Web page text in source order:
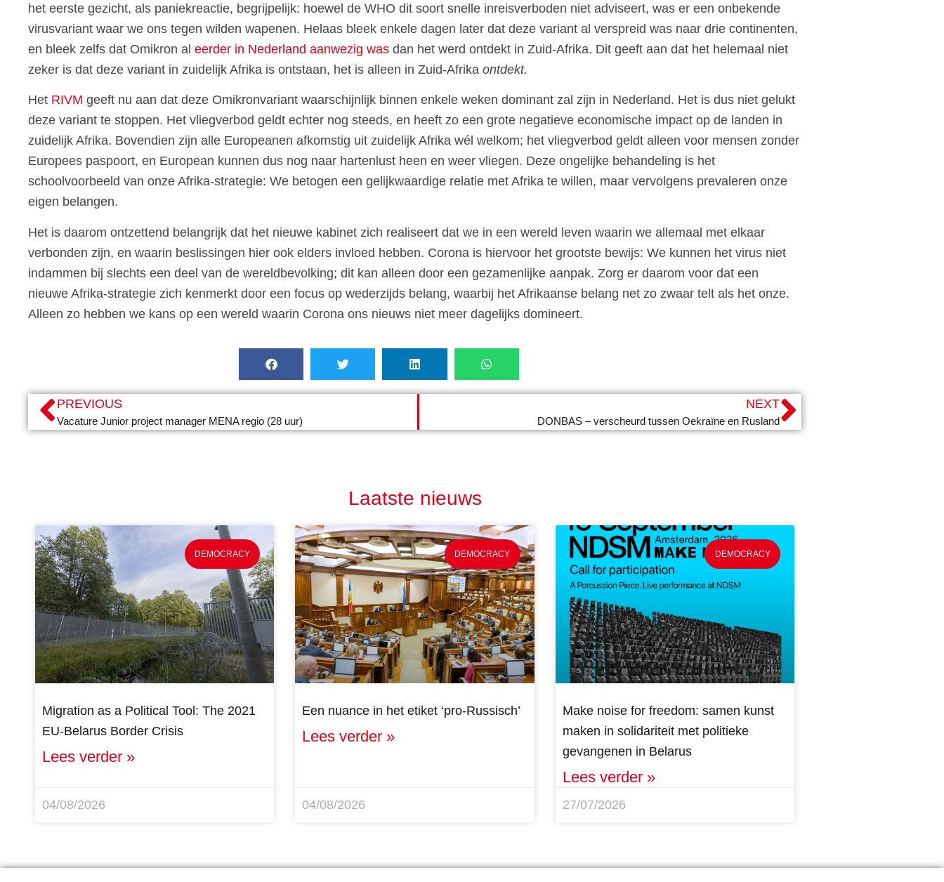
het eerste gezicht, als paniekreactie, begrijpelijk: hoewel de WHO dit soort snelle inreisverboden niet adviseert, was er een onbekende
virusvariant waar we ons tegen wilden wapenen. Helaas bleek enkele dagen later dat deze variant al verspreid was naar drie continenten,
en bleek zelfs dat Omikron al eerder in Nederland aanwezig was dan het werd ontdekt in Zuid-Afrika. Dit geeft aan dat het helemaal niet
zeker is dat deze variant in zuidelijk Afrika is ontstaan, het is alleen in Zuid-Afrika ontdekt.
Het RIVM geeft nu aan dat deze Omikronvariant waarschijnlijk binnen enkele weken dominant zal zijn in Nederland. Het is dus niet gelukt
deze variant te stoppen. Het vliegverbod geldt echter nog steeds, en heeft zo een grote negatieve economische impact op de landen in
zuidelijk Afrika. Bovendien zijn alle Europeanen afkomstig uit zuidelijk Afrika wél welkom; het vliegverbod geldt alleen voor mensen zonder
Europees paspoort, en European kunnen dus nog naar hartenlust heen en weer vliegen. Deze ongelijke behandeling is het
schoolvoorbeeld van onze Afrika-strategie: We betogen een gelijkwaardige relatie met Afrika te willen, maar vervolgens prevaleren onze
eigen belangen.
Het is daarom ontzettend belangrijk dat het nieuwe kabinet zich realiseert dat we in een wereld leven waarin we allemaal met elkaar
verbonden zijn, en waarin beslissingen hier ook elders invloed hebben. Corona is hiervoor het grootste bewijs: We kunnen het virus niet
indammen bij slechts een deel van de wereldbevolking; dit kan alleen door een gezamenlijke aanpak. Zorg er daarom voor dat een
nieuwe Afrika-strategie zich kenmerkt door een focus op wederzijds belang, waarbij het Afrikaanse belang net zo zwaar telt als het onze.
Alleen zo hebben we kans op een wereld waarin Corona ons nieuws niet meer dagelijks domineert.
PREVIOUS
Vacature Junior project manager MENA regio (28 uur)
NEXT
DONBAS – verscheurd tussen Oekraïne en Rusland
Laatste nieuws
DEMOCRACY
Migration as a Political Tool: The 2021
EU-Belarus Border Crisis
Lees verder »
04/08/2026
DEMOCRACY
Een nuance in het etiket ‘pro-Russisch’
Lees verder »
04/08/2026
DEMOCRACY
Make noise for freedom: samen kunst
maken in solidariteit met politieke
gevangenen in Belarus
Lees verder »
27/07/2026